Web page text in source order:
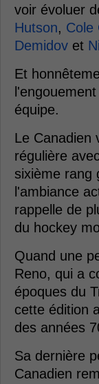
voir évoluer
Hutson, Cole
Demidov et
Et
équipe.
Le Canadien
régulière
sixième rang
l'ambiance
rappelle de
du hockey
Quand une
Reno, qui a
époques du
cette édition
des années
Sa dernière
Canadien